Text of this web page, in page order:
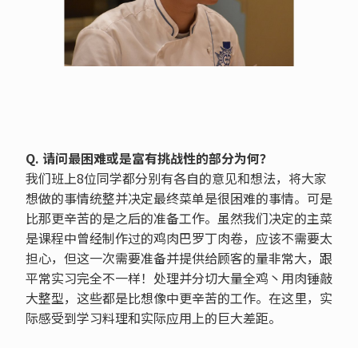
Q. 请问最困难或是富有挑战性的部分为何？
我们班上8位同学都分别有各自的意见和想法，将大家
想做的事情统整并决定最终菜单是很困难的事情。可是
比那更辛苦的是之后的准备工作。虽然我们决定的主菜
是课程中曾经制作过的鸡肉巴罗丁肉卷，应该不需要太
担心，但这一次需要准备并提供给顾客的量非常大，跟
平常实习完全不一样！处理并分切大量全鸡丶用肉锤敲
大整型，这些都是比想像中更辛苦的工作。在这里，实
际感受到学习料理和实际应用上的巨大差距。